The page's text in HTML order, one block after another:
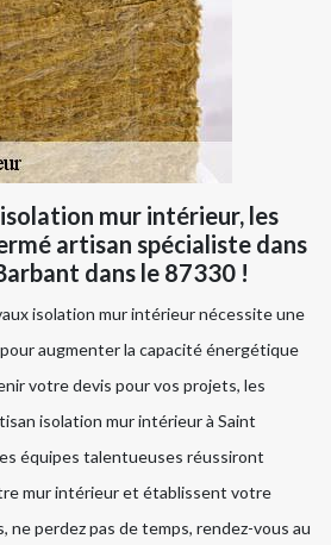
mur intérieur, les
artisan spécialiste dans
dans le 87330 !
isolation mur intérieur nécessite une
augmenter la capacité énergétique
votre devis pour vos projets, les
isolation mur intérieur à Saint
équipes talentueuses réussiront
mur intérieur et établissent votre
perdez pas de temps, rendez-vous au